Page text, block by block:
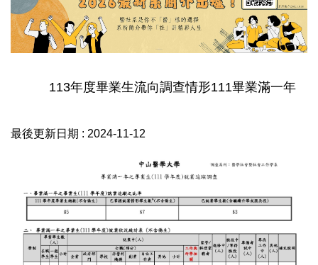
113年度畢業生流向調查情形111畢業滿一年
最後更新日期 : 2024-11-12